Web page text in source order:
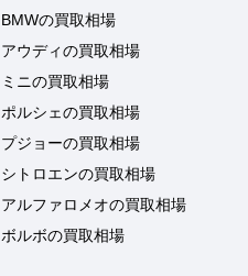
BMWの買取相場
アウディの買取相場
ミニの買取相場
ポルシェの買取相場
プジョーの買取相場
シトロエンの買取相場
アルファロメオの買取相場
ボルボの買取相場